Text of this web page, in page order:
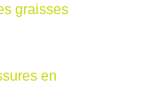
graisses
en